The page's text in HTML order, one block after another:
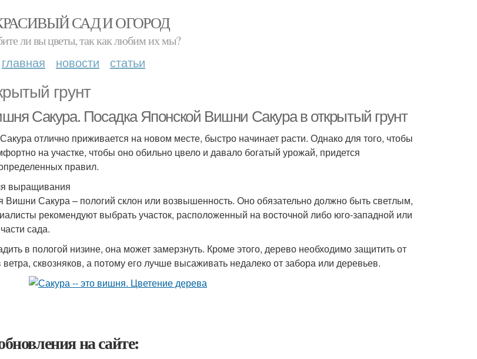
САД И ОГОРОД
ли вы цветы, так как любим их мы?
главная новости статьи
грунт
Сакура. Посадка Японской Вишни Сакура в открытый грунт
отлично приживается на новом месте, быстро начинает расти. Однако для того, чтобы
на участке, чтобы оно обильно цвело и давало богатый урожай, придется
правил.
выращивания
Вишни Сакура – пологий склон или возвышенность. Оно обязательно должно быть светлым,
рекомендуют выбрать участок, расположенный на восточной либо юго-западной или
сада.
в пологой низине, она может замерзнуть. Кроме этого, дерево необходимо защитить от
сквозняков, а потому его лучше высаживать недалеко от забора или деревьев.
на сайте: